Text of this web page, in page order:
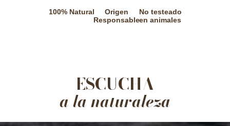
100% Natural
Origen
Responsable
No testeado
en animales
ESCUCHA
a la naturaleza